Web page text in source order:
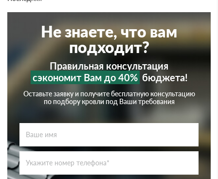
Не знаете, что вам
подходит?
Правильная консультация
сэкономит Вам до 40% бюджета!
Оставьте заявку и получите бесплатную консультацию
по подбору кровли под Ваши требования